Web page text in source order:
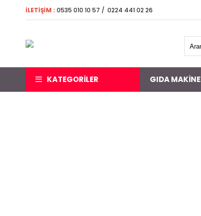
İLETİŞİM : 0535 010 10 57 / 0224 441 02
KATEGORİLER GIDA